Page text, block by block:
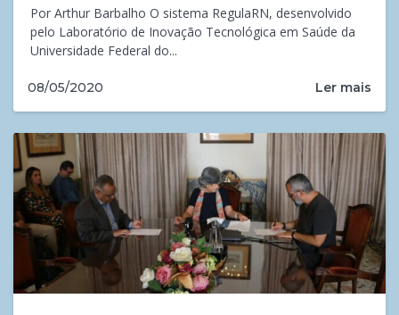
Por Arthur Barbalho O sistema RegulaRN, desenvolvido
pelo Laboratório de Inovação Tecnológica em Saúde da
Universidade Federal do...
08/05/2020 Ler mais